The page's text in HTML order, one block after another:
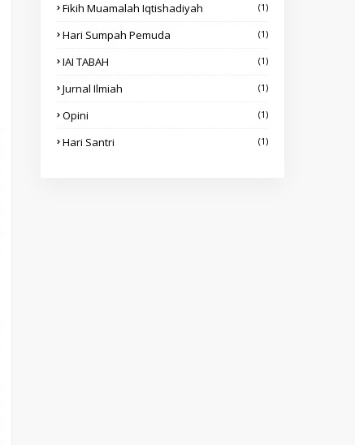
Fikih Muamalah Iqtishadiyah (1)
Hari Sumpah Pemuda (1)
IAI TABAH (1)
Jurnal Ilmiah (1)
Opini (1)
Hari Santri (1)